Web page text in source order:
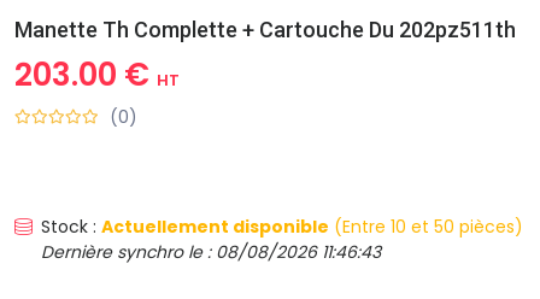
Manette Th Complette + Cartouche Du 202pz511th
203.00 € HT
(0)
Stock : Actuellement disponible (Entre 10 et 50 pièces)
Dernière synchro le : 08/08/2026 11:46:43